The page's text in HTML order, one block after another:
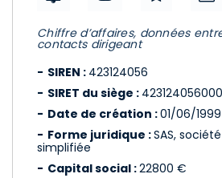
Chiffre d’affaires, données
contacts dirigeant
SIREN : 423124056
SIRET du siège :
Date de création :01/06/1999
Forme juridique :SAS,
simplifiée
Capital social :22800 €